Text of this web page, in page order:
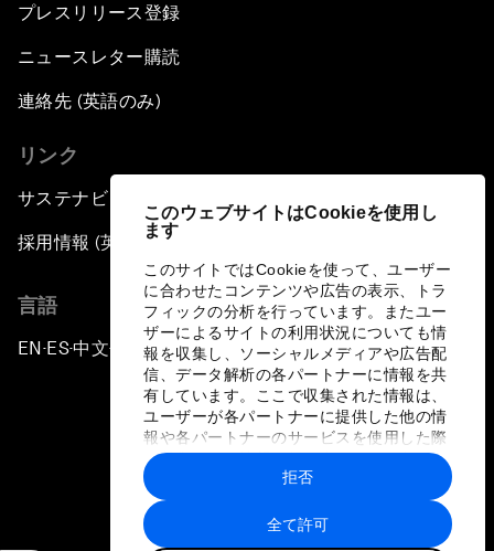
このウェブサイトはCookieを使用し
ます
このサイトではCookieを使って、ユーザー
に合わせたコンテンツや広告の表示、トラ
フィックの分析を行っています。またユー
ザーによるサイトの利用状況についても情
報を収集し、ソーシャルメディアや広告配
信、データ解析の各パートナーに情報を共
有しています。ここで収集された情報は、
ユーザーが各パートナーに提供した他の情
報や各パートナーのサービスを使用した際
に収集された情報と組み合わされ、各パー
トナーによって使用されることがありま
す。
全て許可
拒否
プレスリリース登録
ニュースレター購読
連絡先 (英語のみ)
リンク
サステナビリティへの取り組み
採用情報 (英語のみ)
言語
EN ▪ES▪中文▪ 日本語
プライバシーポリシーと利用規約
サイトマップ